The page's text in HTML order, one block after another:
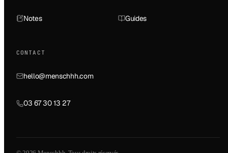
Notes Guides
CONTACT
hello@menschhh.com
03 67 30 13 27